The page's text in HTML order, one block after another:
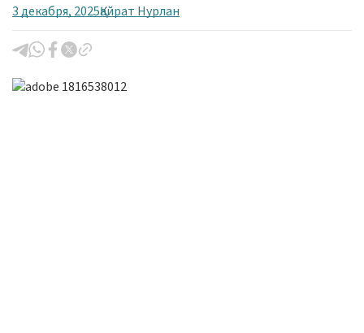
3 декабря, 2025Қайрат Нурлан